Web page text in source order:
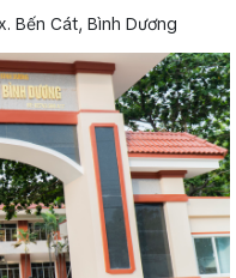
Bến Cát, Bình Dương